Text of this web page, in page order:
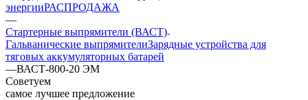
энергииРАСПРОДАЖА
—
Стартерные выпрямители (ВАСТ)
Гальванические выпрямителиЗарядные устройства для
тяговых аккумуляторных батарей
—ВАСТ-800-20 ЭМ
Советуем
самое лучшее предложение